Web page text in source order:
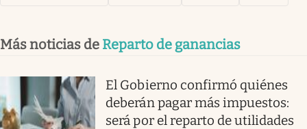
Más noticias de Reparto de ganancias
El Gobierno confirmó quiénes
deberán pagar más impuestos:
será por el reparto de utilidades